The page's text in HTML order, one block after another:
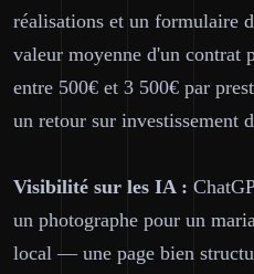
réalisations et un formulaire
valeur moyenne d'un contrat
entre 500€ et 3 500€ par
un retour sur investissement
Visibilité sur les IA :
un photographe pour un
local — une page bien